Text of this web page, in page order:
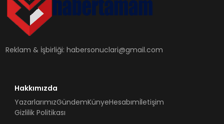
Reklam & İşbirliği:habersonuclari@gmail.com
Hakkımızda
YazarlarımızGündemKünyeHesabımİletişim
Gizlilik Politikası